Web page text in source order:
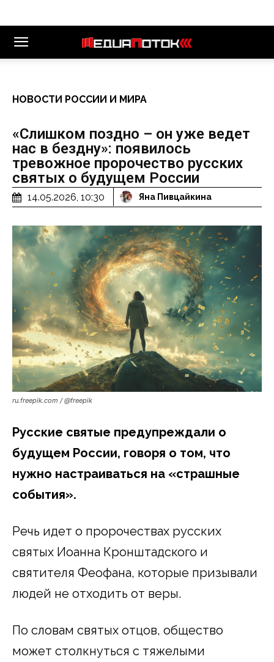
НОВОСТИ РОССИИ И МИРА
«Слишком поздно – он уже ведет
нас в бездну»: появилось
тревожное пророчество русских
святых о будущем России
14.05.2026, 10:30 Яна Пивцайкина
ru.freepik.com / @freepik
Русские святые предупреждали о
будущем России, говоря о том, что
нужно настраиваться на «страшные
события».
Речь идет о пророчествах русских
святых Иоанна Кронштадского и
святителя Феофана, которые призывали
людей не отходить от веры.
По словам святых отцов, общество
может столкнуться с тяжелыми